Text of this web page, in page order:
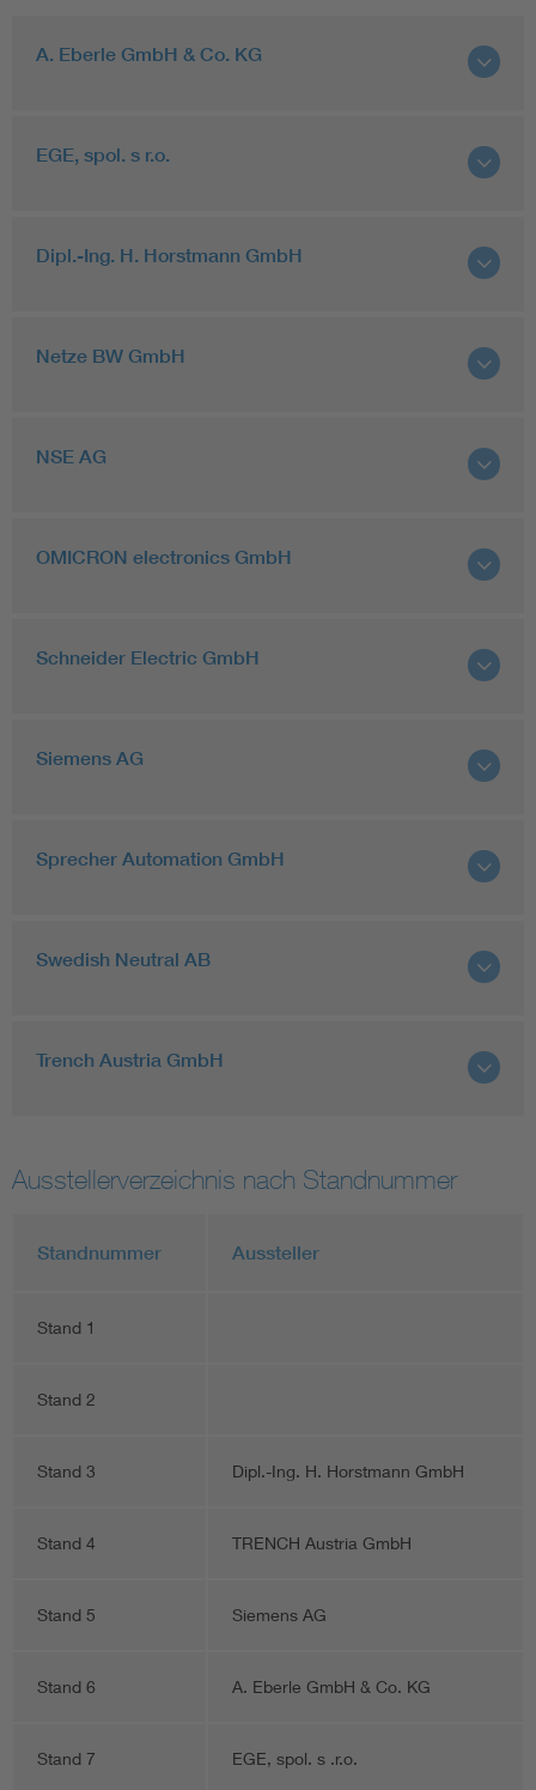
A. Eberle GmbH & Co. KG
EGE, spol. s r.o.
Dipl.-Ing. H. Horstmann GmbH
Netze BW GmbH
NSE AG
OMICRON electronics GmbH
Schneider Electric GmbH
Siemens AG
Sprecher Automation GmbH
Swedish Neutral AB
Trench Austria GmbH
Ausstellerverzeichnis nach Standnummer
Standnummer Aussteller
Stand 1
Stand 2
Stand 3 Dipl.-Ing. H. Horstmann GmbH
Stand 4 TRENCH Austria GmbH
Stand 5 Siemens AG
Stand 6 A. Eberle GmbH & Co. KG
Stand 7 EGE, spol. s .r.o.